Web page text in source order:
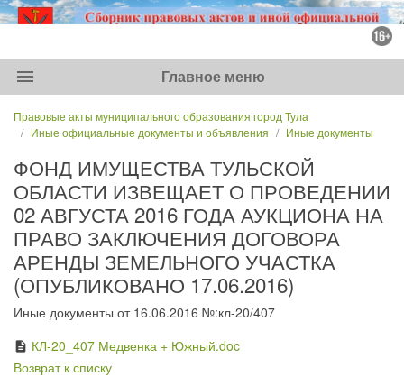
menu Главное меню
Правовые акты муниципального образования город Тула
Иные официальные документы и объявления
Иные документы
ФОНД ИМУЩЕСТВА ТУЛЬСКОЙ
ОБЛАСТИ ИЗВЕЩАЕТ О ПРОВЕДЕНИИ
02 АВГУСТА 2016 ГОДА АУКЦИОНА НА
ПРАВО ЗАКЛЮЧЕНИЯ ДОГОВОРА
АРЕНДЫ ЗЕМЕЛЬНОГО УЧАСТКА
(ОПУБЛИКОВАНО 17.06.2016)
Иные документы от 16.06.2016 №:кл-20/407
description КЛ-20_407 Медвенка + Южный.doc
Возврат к списку